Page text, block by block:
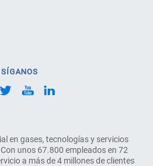
en gases, tecnologías y servicios
unos 67.800 empleados en 72
a más de 4 millones de clientes
SÍGANOS